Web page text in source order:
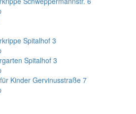
Spitalhof 3
Spitalhof 3
Kinder Gervinusstraße 7